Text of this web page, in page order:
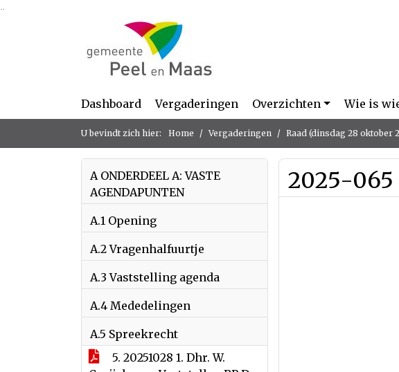
Ga naar de inhoud van deze pagina
Dashboard Vergaderingen Overzichten Wie is
U bevindt zich hier: Home Vergaderingen Raad (dinsdag 28 oktober
A ONDERDEEL A: VASTE
AGENDAPUNTEN
A.1 Opening
A.2 Vragenhalfuurtje
A.3 Vaststelling agenda
A.4 Mededelingen
A.5 Spreekrecht
5. 20251028 1. Dhr. W.
2025-065